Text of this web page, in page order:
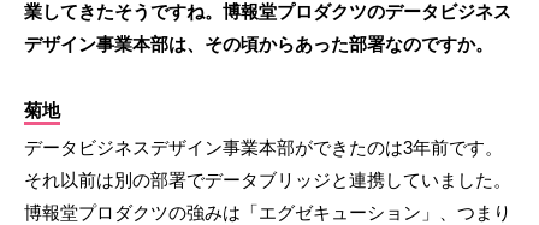
業してきたそうですね。博報堂プロダクツのデータビジネス
デザイン事業本部は、その頃からあった部署なのですか。
菊地
データビジネスデザイン事業本部ができたのは3年前です。
それ以前は別の部署でデータブリッジと連携していました。
博報堂プロダクツの強みは「エグゼキューション」、つまり